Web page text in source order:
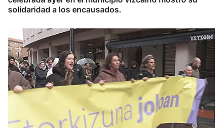
solidaridad a los encausados.